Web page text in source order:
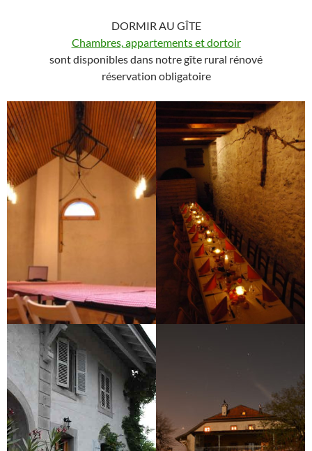
DORMIR AU GÎTE
Chambres, appartements et dortoir
sont disponibles dans notre gîte rural rénové
réservation obligatoire